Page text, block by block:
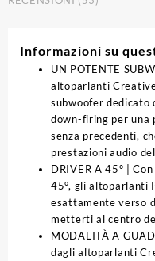
Informazioni su
UN POTENTE
altoparlanti
subwoofer dedicato
down-firing per una
senza precedenti,
prestazioni audio
DRIVER A 45° |
45°, gli altoparlanti
esattamente verso
metterti al centro
MODALITÀ A
dagli altoparlanti